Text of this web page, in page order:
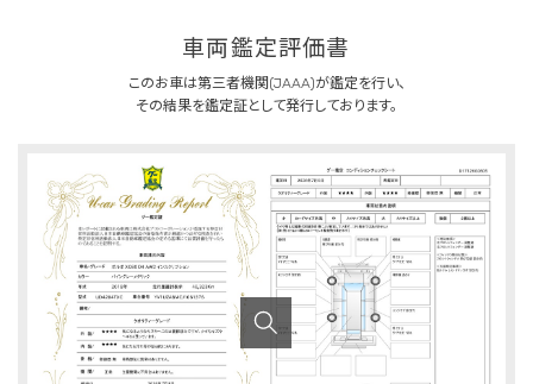
車両鑑定評価書
このお車は第三者機関(JAAA)が鑑定を行い、
その結果を鑑定証として発行しております。